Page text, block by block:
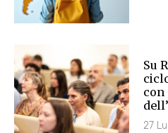
Su
27